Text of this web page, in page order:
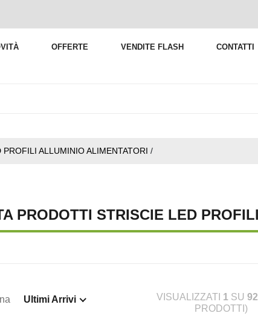
OFFERTE VENDITE FLASH CONTATTI
PROFILI ALLUMINIO ALIMENTATORI /
PRODOTTI STRISCIE LED
Ultimi Arrivi VISUALIZZATI 1 SU 92
PRODOTTI)